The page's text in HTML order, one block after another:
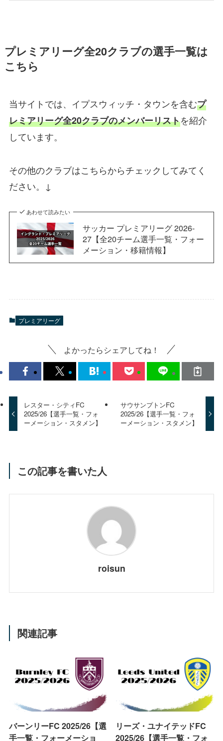
プレミアリーグ全20クラブの選手一覧は
こちら
当サイトでは、イプスウィッチ・タウンを含むプ
レミアリーグ全20クラブのメンバーリストを紹介
しています。
その他のクラブはこちらからチェックしてみてく
ださい。↓
あわせて読みたい
サッカー プレミアリーグ 2026-
27【全20チーム選手一覧・フォー
メーション・移籍情報】
プレミアリーグ
よかったらシェアしてね！
レスター・シティFC
2025/26【選手一覧・フォ
ーメーション・スタメン】
サウサンプトンFC
2025/26【選手一覧・フォ
ーメーション・スタメン】
この記事を書いた人
roisun
関連記事
バーンリーFC 2025/26【選
手一覧・フォーメーショ
リーズ・ユナイテッドFC
2025/26【選手一覧・フォ